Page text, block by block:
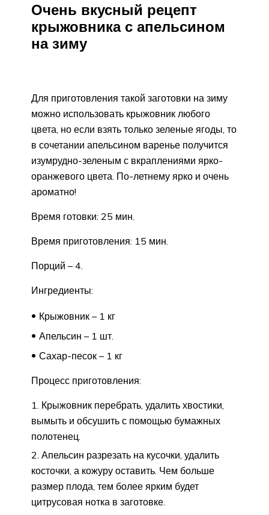
Очень вкусный рецепт
крыжовника с апельсином
на зиму
Для приготовления такой заготовки на зиму
можно использовать крыжовник любого
цвета, но если взять только зеленые ягоды, то
в сочетании апельсином варенье получится
изумрудно-зеленым с вкраплениями ярко-
оранжевого цвета. По-летнему ярко и очень
ароматно!
Время готовки: 25 мин.
Время приготовления: 15 мин.
Порций – 4.
Ингредиенты:
Крыжовник – 1 кг
Апельсин – 1 шт.
Сахар-песок – 1 кг
Процесс приготовления:
Крыжовник перебрать, удалить хвостики,
вымыть и обсушить с помощью бумажных
полотенец.
Апельсин разрезать на кусочки, удалить
косточки, а кожуру оставить. Чем больше
размер плода, тем более ярким будет
цитрусовая нотка в заготовке.